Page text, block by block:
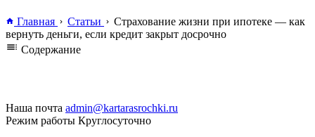
Главная Статьи
Страхование жизни при ипотеке — как
вернуть деньги, если кредит закрыт досрочно
Содержание
Наша почта admin@kartarasrochki.ru
Режим работы Круглосуточно